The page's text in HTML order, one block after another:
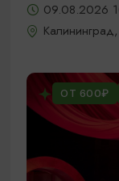
09.08.2026
ОТ 600₽